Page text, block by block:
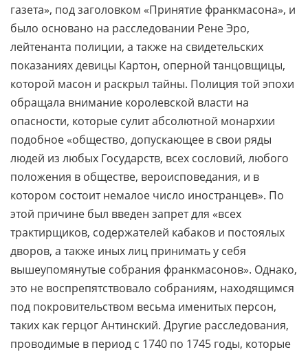
газета», под заголовком «Принятие франкмасона», и
было основано на расследовании Рене Эро,
лейтенанта полиции, а также на свидетельских
показаниях девицы Картон, оперной танцовщицы,
которой масон и раскрыл тайны. Полиция той эпохи
обращала внимание королевской власти на
опасности, которые сулит абсолютной монархии
подобное «общество, допускающее в свои ряды
людей из любых Государств, всех сословий, любого
положения в обществе, вероисповедания, и в
котором состоит немалое число иностранцев». По
этой причине был введен запрет для «всех
трактирщиков, содержателей кабаков и постоялых
дворов, а также иных лиц принимать у себя
вышеупомянутые собрания франкмасонов». Однако,
это не воспрепятствовало собраниям, находящимся
под покровительством весьма именитых персон,
таких как герцог Антинский. Другие расследования,
проводимые в период с 1740 по 1745 годы, которые